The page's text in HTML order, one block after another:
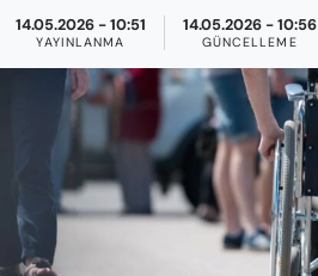
14.05.2026 - 10:51
YAYINLANMA
14.05.2026 - 10:56
GÜNCELLEME
SAĞLIK
SPOR
KÜLTÜR-SANAT
MAGAZİN